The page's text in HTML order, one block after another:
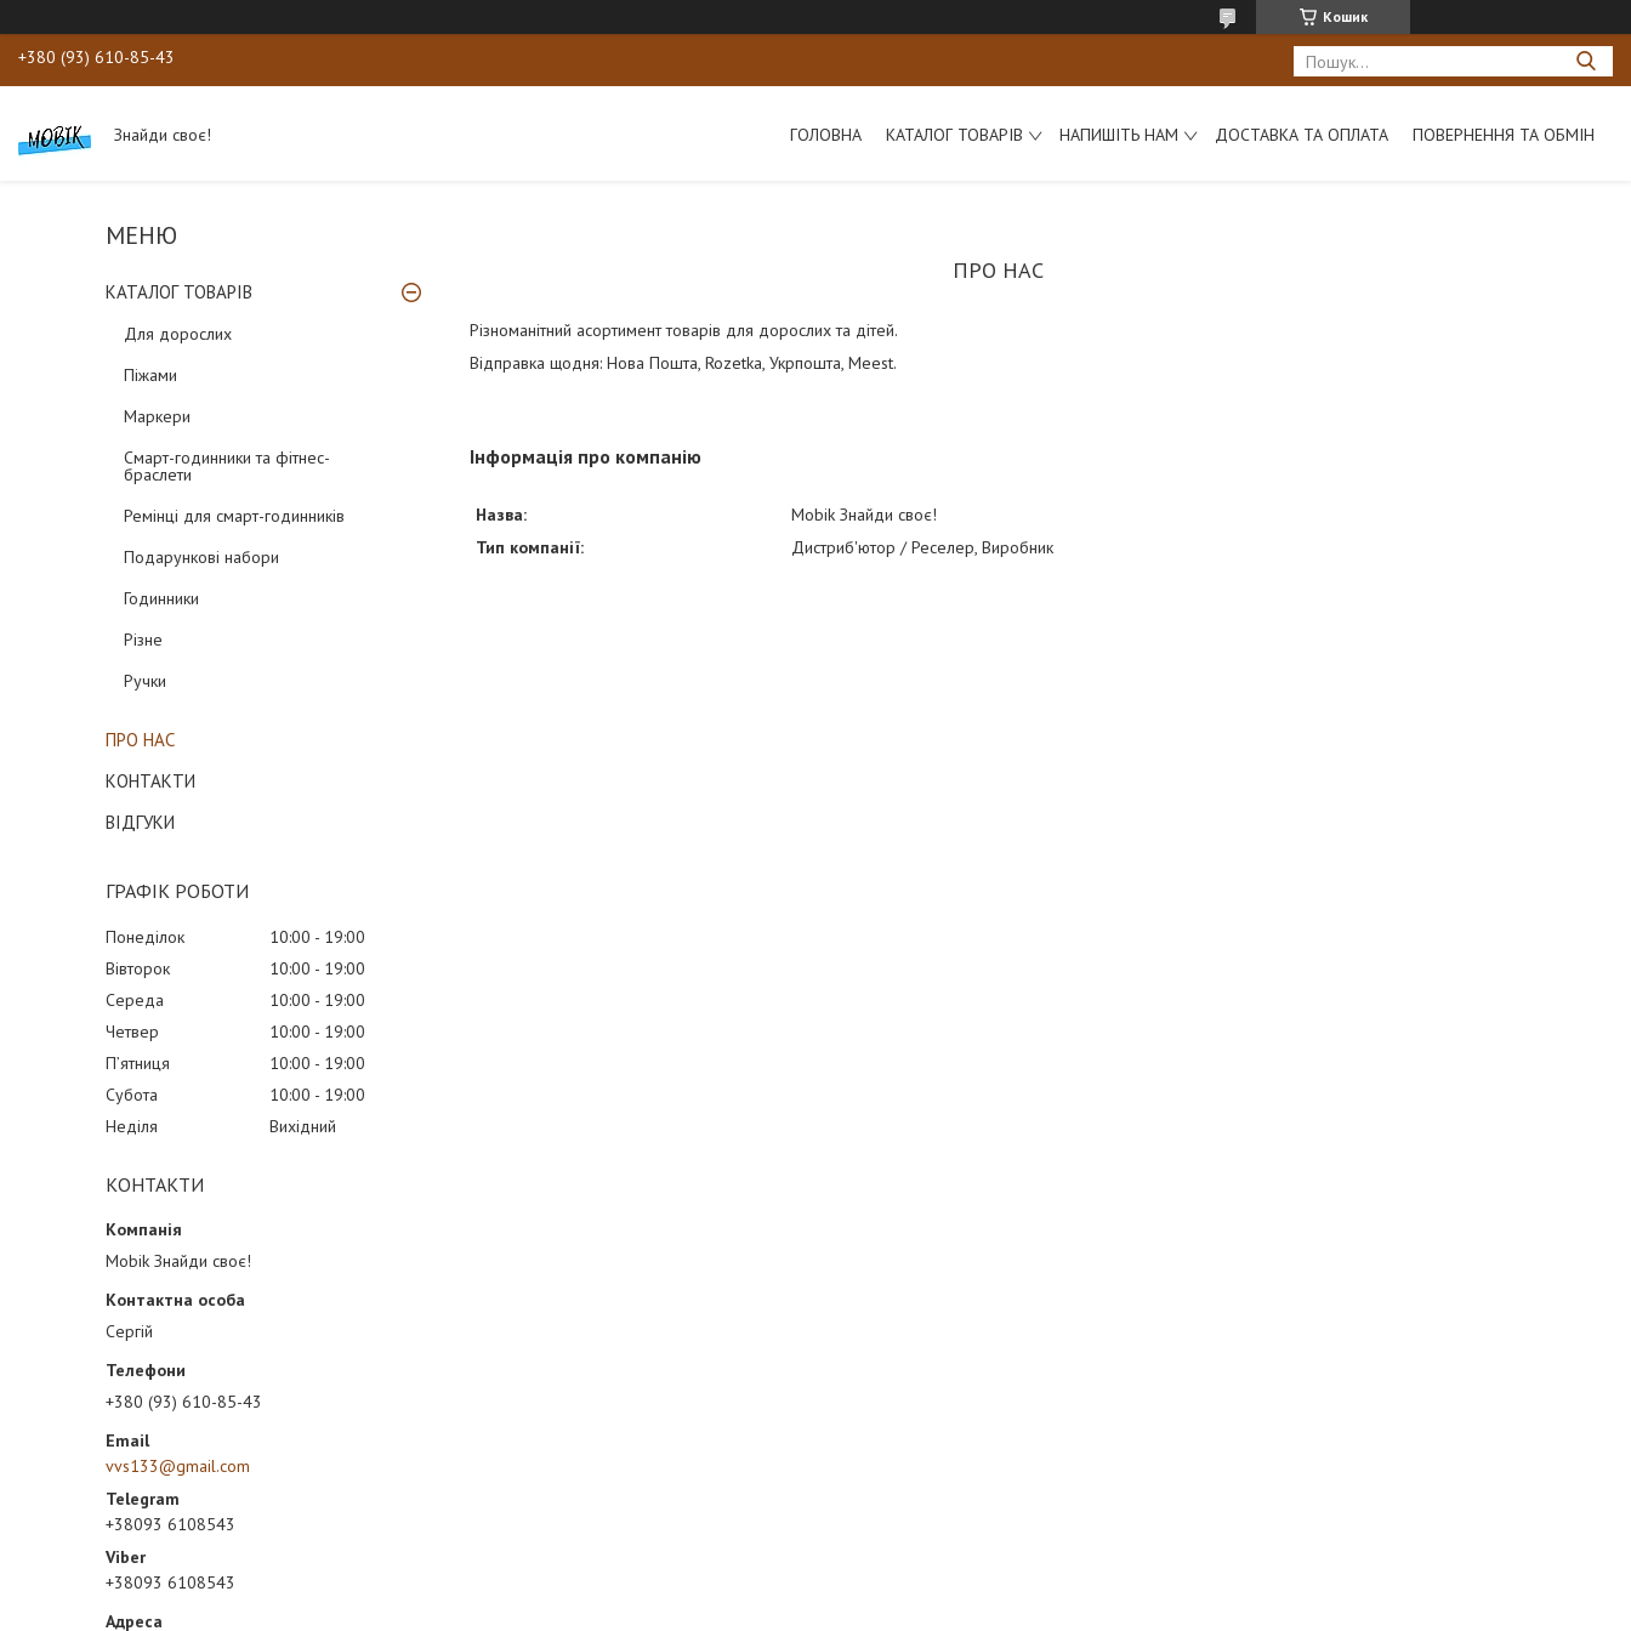
Кошик
+380 (93) 610-85-43
Знайди своє! ГОЛОВНА КАТАЛОГ ТОВАРІВ НАПИШІТЬ НАМ ДОСТАВКА ТА ОПЛАТА ПОВЕРНЕННЯ ТА ОБМІН
КАТАЛОГ ТОВАРІВ
Для дорослих
Піжами
Маркери
Смарт-годинники та фітнес-
браслети
Ремінці для смарт-годинників
Подарункові набори
Годинники
Різне
Ручки
ПРО НАС
КОНТАКТИ
ВІДГУКИ
ГРАФІК РОБОТИ
Понеділок 10:00
19:00
Вівторок
10:00
19:00
Середа
10:00
19:00
Четвер
10:00
19:00
Пʼятниця
10:00
19:00
Субота
10:00
19:00
Неділя
Вихідний
КОНТАКТИ
Mobik Знайди своє!
Сергій
+380 (93) 610-85-43
vvs133@gmail.com
+38093 6108543
+38093 6108543
ПРО НАС
Різноманітний асортимент товарів для дорослих та дітей.
Відправка щодня: Нова Пошта, Rozetka, Укрпошта, Meest.
Інформація про компанію
Назва:
Mobik Знайди своє!
Тип компанії:
Дистриб'ютор / Реселер, Виробник